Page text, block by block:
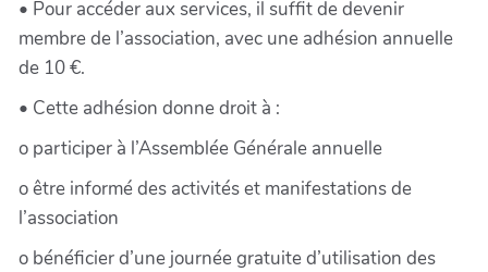
• Pour accéder aux services, il suffit de devenir
membre de l’association, avec une adhésion annuelle
de 10 €.
• Cette adhésion donne droit à :
o participer à l’Assemblée Générale annuelle
o être informé des activités et manifestations de
l’association
o bénéficier d’une journée gratuite d’utilisation des